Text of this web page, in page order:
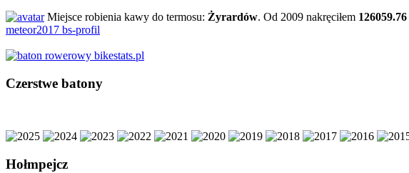
Miejsce robienia kawy do termosu: Żyrardów. Od 2009 nakręciłem 126059.76
meteor2017 bs-profil
Czerstwe batony
Hołmpejcz